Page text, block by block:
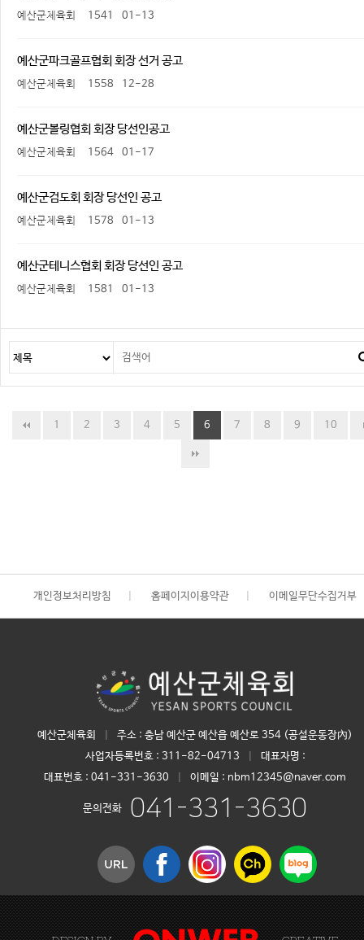
예산군체육회 1541 01-13
예산군파크골프협회 회장 선거 공고
예산군체육회 1558 12-28
예산군볼링협회 회장 당선인공고
예산군체육회 1564 01-17
예산군검도회 회장 당선인 공고
예산군체육회 1578 01-13
예산군테니스협회 회장 당선인 공고
예산군체육회 1581 01-13
1 2 3 4 5 6 7 8 9 10
개인정보처리방침 홈페이지이용약관 이메일무단수집거부
예산군체육회
주소 : 충남 예산군 예산읍 예산로 354 (공설운동장內)
사업자등록번호 : 311-82-04713
대표자명 :
대표번호 : 041-331-3630 이메일 : nbm12345@naver.com
문의전화 041-331-3630